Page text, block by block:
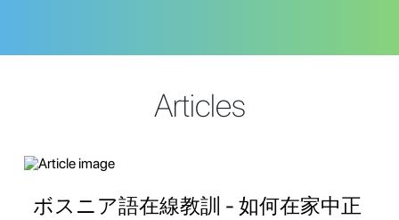
Articles
ボスニア語在線教訓 - 如何在家中正